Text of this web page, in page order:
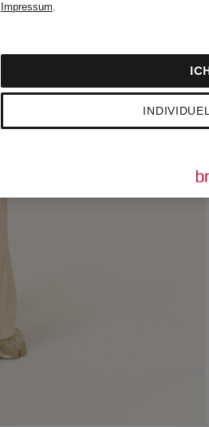
Impressum.